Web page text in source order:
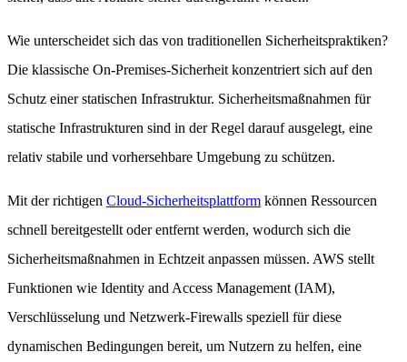
Wie unterscheidet sich das von traditionellen Sicherheitspraktiken?
Die klassische On-Premises-Sicherheit konzentriert sich auf den
Schutz einer statischen Infrastruktur. Sicherheitsmaßnahmen für
statische Infrastrukturen sind in der Regel darauf ausgelegt, eine
relativ stabile und vorhersehbare Umgebung zu schützen.
Mit der richtigen Cloud-Sicherheitsplattform können Ressourcen
schnell bereitgestellt oder entfernt werden, wodurch sich die
Sicherheitsmaßnahmen in Echtzeit anpassen müssen. AWS stellt
Funktionen wie Identity and Access Management (IAM),
Verschlüsselung und Netzwerk-Firewalls speziell für diese
dynamischen Bedingungen bereit, um Nutzern zu helfen, eine